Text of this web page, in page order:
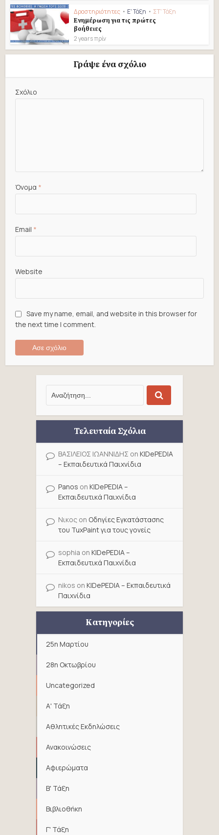
Δραστηριότητες • Ε' Τάξη • ΣΤ' Τάξη
Eνημέρωση για τις πρώτες
βοήθειες
2 years πρίν
Γράψε ένα σχόλιο
Σχόλιο
Όνομα *
Email *
Website
Save my name, email, and website in this browser for
the next time I comment.
Τελευταία Σχόλια
ΒΑΣΙΛΕΙΟΣ ΙΩΑΝΝΙΔΗΣ on KIDePEDIA
– Εκπαιδευτικά Παιχνίδια
Panos on KIDePEDIA –
Εκπαιδευτικά Παιχνίδια
Νικος on Οδηγίες Εγκατάστασης
του TuxPaint για τους γονείς
sophia on KIDePEDIA –
Εκπαιδευτικά Παιχνίδια
nikos on KIDePEDIA – Εκπαιδευτικά
Παιχνίδια
Κατηγορίες
25η Μαρτίου
28η Οκτωβρίου
Uncategorized
Α' Τάξη
Αθλητικές Εκδηλώσεις
Ανακοινώσεις
Αφιερώματα
Β' Τάξη
Βιβλιοθήκη
Γ' Τάξη